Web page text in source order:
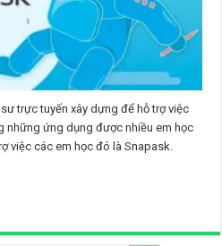
trực tuyến xây dựng để hỗ trợ việc
những ứng dụng được nhiều em học
việc các em học đó là Snapask.